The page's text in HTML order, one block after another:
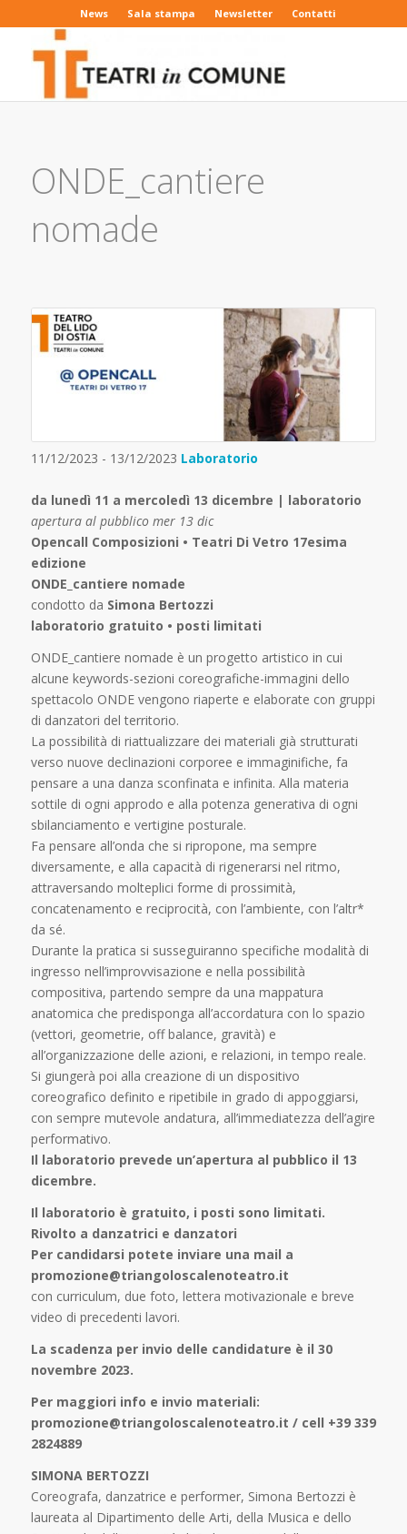
News Sala stampa Newsletter Contatti
ONDE_cantiere
nomade
11/12/2023 - 13/12/2023 Laboratorio
da lunedì 11 a mercoledì 13 dicembre | laboratorio
apertura al pubblico mer 13 dic
Opencall Composizioni • Teatri Di Vetro 17esima
edizione
ONDE_cantiere nomade
condotto da Simona Bertozzi
laboratorio gratuito • posti limitati
ONDE_cantiere nomade è un progetto artistico in cui
alcune keywords-sezioni coreografiche-immagini dello
spettacolo ONDE vengono riaperte e elaborate con gruppi
di danzatori del territorio.
La possibilità di riattualizzare dei materiali già strutturati
verso nuove declinazioni corporee e immaginifiche, fa
pensare a una danza sconfinata e infinita. Alla materia
sottile di ogni approdo e alla potenza generativa di ogni
sbilanciamento e vertigine posturale.
Fa pensare all’onda che si ripropone, ma sempre
diversamente, e alla capacità di rigenerarsi nel ritmo,
attraversando molteplici forme di prossimità,
concatenamento e reciprocità, con l’ambiente, con l’altr*
da sé.
Durante la pratica si susseguiranno specifiche modalità di
ingresso nell’improvvisazione e nella possibilità
compositiva, partendo sempre da una mappatura
anatomica che predisponga all’accordatura con lo spazio
(vettori, geometrie, off balance, gravità) e
all’organizzazione delle azioni, e relazioni, in tempo reale.
Si giungerà poi alla creazione di un dispositivo
coreografico definito e ripetibile in grado di appoggiarsi,
con sempre mutevole andatura, all’immediatezza dell’agire
performativo.
Il laboratorio prevede un’apertura al pubblico il 13
dicembre.
Il laboratorio è gratuito, i posti sono limitati.
Rivolto a danzatrici e danzatori
Per candidarsi potete inviare una mail a
promozione@triangoloscalenoteatro.it
con curriculum, due foto, lettera motivazionale e breve
video di precedenti lavori.
La scadenza per invio delle candidature è il 30
novembre 2023.
Per maggiori info e invio materiali:
promozione@triangoloscalenoteatro.it / cell +39 339
2824889
SIMONA BERTOZZI
Coreografa, danzatrice e performer, Simona Bertozzi è
laureata al Dipartimento delle Arti, della Musica e dello